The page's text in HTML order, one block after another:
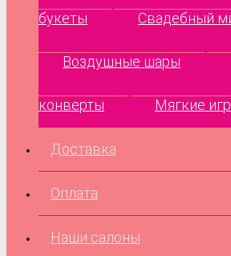
букеты Свадебный
Воздушные шары
конверты Мягкие
Доставка
Оплата
Наши салоны